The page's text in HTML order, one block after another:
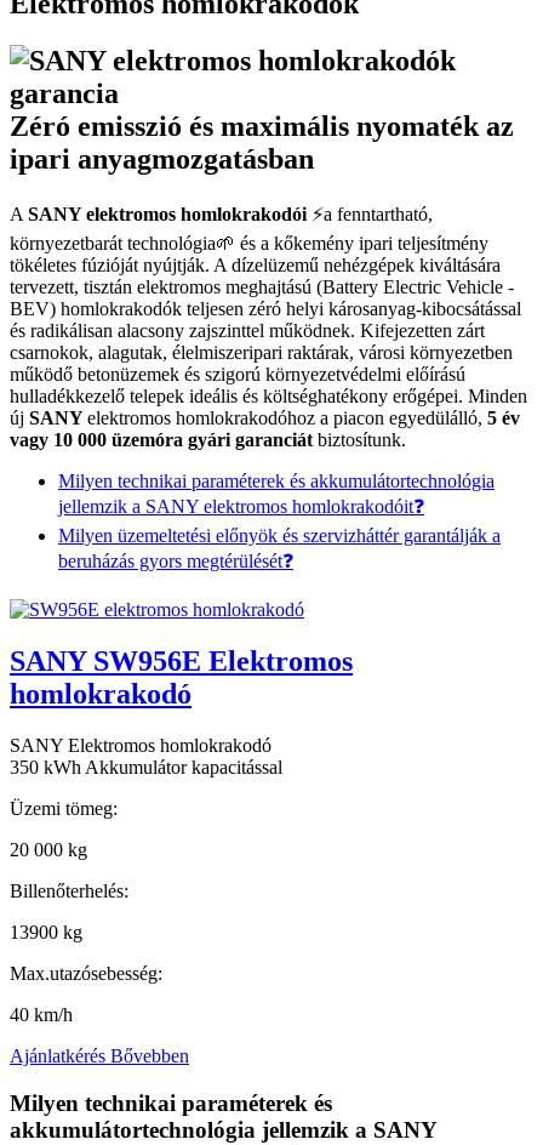
Zéró emisszió és maximális nyomaték az
ipari anyagmozgatásban
A SANY elektromos homlokrakodói ⚡a fenntartható,
környezetbarát technológia🌱 és a kőkemény ipari teljesítmény
tökéletes fúzióját nyújtják. A dízelüzemű nehézgépek kiváltására
tervezett, tisztán elektromos meghajtású (Battery Electric Vehicle -
BEV) homlokrakodók teljesen zéró helyi károsanyag-kibocsátással
és radikálisan alacsony zajszinttel működnek. Kifejezetten zárt
csarnokok, alagutak, élelmiszeripari raktárak, városi környezetben
működő betonüzemek és szigorú környezetvédelmi előírású
hulladékkezelő telepek ideális és költséghatékony erőgépei. Minden
új SANYelektromos homlokrakodóhoz a piacon egyedülálló, 5 év
vagy 10 000 üzemóra gyári garanciát biztosítunk.
Milyen technikai paraméterek és akkumulátortechnológia
jellemzik a SANY elektromos homlokrakodóit❓
Milyen üzemeltetési előnyök és szervizháttér garantálják a
beruházás gyors megtérülését❓
SANY SW956E Elektromos
homlokrakodó
SANY Elektromos homlokrakodó
350 kWh Akkumulátor kapacitással
Üzemi tömeg:
20 000 kg
Billenőterhelés:
13900 kg
Max.utazósebesség:
40 km/h
Ajánlatkérés Bővebben
Milyen technikai paraméterek és
akkumulátortechnológia jellemzik a SANY